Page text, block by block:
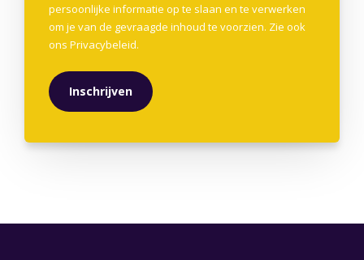
persoonlijke informatie op te slaan en te verwerken
om je van de gevraagde inhoud te voorzien. Zie ook
ons Privacybeleid.